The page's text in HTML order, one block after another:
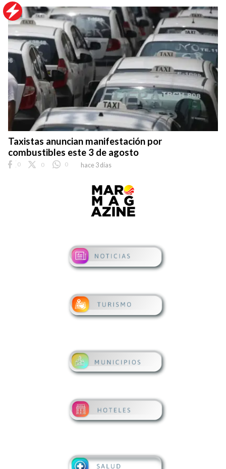
Taxistas anuncian manifestación por
combustibles este 3 de agosto
0 0 0 hace 3 días